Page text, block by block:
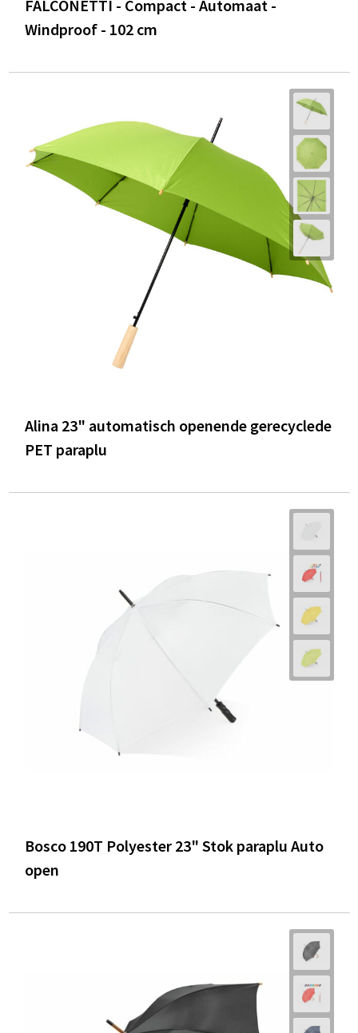
FALCONETTI - Compact - Automaat -
Windproof - 102 cm
Alina 23" automatisch openende gerecyclede
PET paraplu
Bosco 190T Polyester 23" Stok paraplu Auto
open